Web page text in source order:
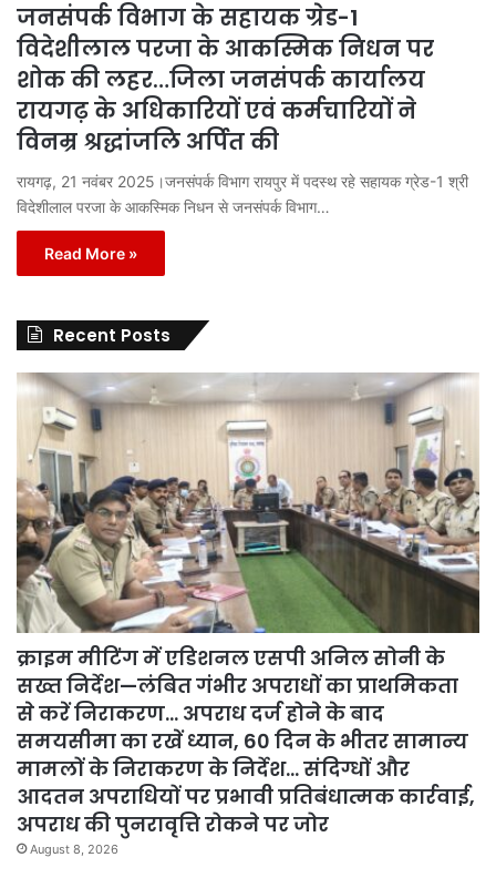
जनसंपर्क विभाग के सहायक ग्रेड-1
विदेशीलाल परजा के आकस्मिक निधन पर
शोक की लहर…जिला जनसंपर्क कार्यालय
रायगढ़ के अधिकारियों एवं कर्मचारियों ने
विनम्र श्रद्धांजलि अर्पित की
रायगढ़, 21 नवंबर 2025।जनसंपर्क विभाग रायपुर में पदस्थ रहे सहायक ग्रेड-1 श्री
विदेशीलाल परजा के आकस्मिक निधन से जनसंपर्क विभाग…
Read More »
Recent Posts
क्राइम मीटिंग में एडिशनल एसपी अनिल सोनी के
सख्त निर्देश—लंबित गंभीर अपराधों का प्राथमिकता
से करें निराकरण… अपराध दर्ज होने के बाद
समयसीमा का रखें ध्यान, 60 दिन के भीतर सामान्य
मामलों के निराकरण के निर्देश… संदिग्धों और
आदतन अपराधियों पर प्रभावी प्रतिबंधात्मक कार्रवाई,
अपराध की पुनरावृत्ति रोकने पर जोर
August 8, 2026